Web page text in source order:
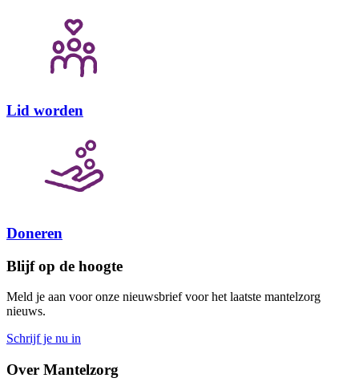
Lid worden
Doneren
Blijf op de hoogte
Meld je aan voor onze nieuwsbrief voor het laatste mantelzorg
nieuws.
Schrijf je nu in
Over Mantelzorg